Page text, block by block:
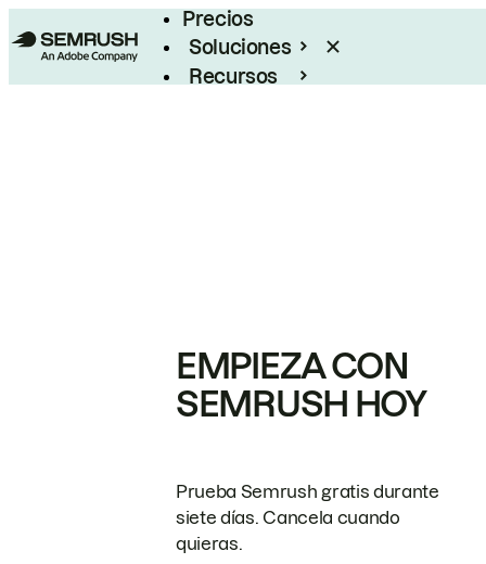
Precios
Soluciones
Recursos
EMPIEZA CON
SEMRUSH HOY
Prueba Semrush gratis durante
siete días. Cancela cuando
quieras.